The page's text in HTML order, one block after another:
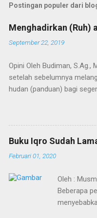
Postingan populer dari
Menghadirkan (Ruh)
September 22, 2019
Opini Oleh Budiman,
setelah sebelumnya
hudan (panduan) bagi
bahkan semesta.
Alquran dimulai saat
mengubah nama Yatsrib
Baginda Nabi merupakan
berakhirnya pewahyuan dan
Buku Iqro Sudah
Februari 01, 2020
Oleh :
Beberapa